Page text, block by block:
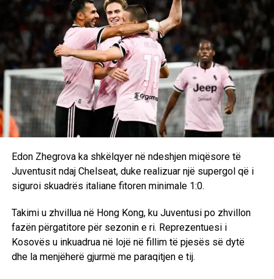
Edon Zhegrova ka shkëlqyer në ndeshjen miqësore të
Juventusit ndaj Chelseat, duke realizuar një supergol që i
siguroi skuadrës italiane fitoren minimale 1:0.
Takimi u zhvillua në Hong Kong, ku Juventusi po zhvillon
fazën përgatitore për sezonin e ri. Reprezentuesi i
Kosovës u inkuadrua në lojë në fillim të pjesës së dytë
dhe la menjëherë gjurmë me paraqitjen e tij.